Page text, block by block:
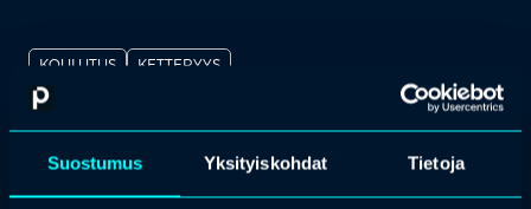
Suostumus Yksityiskohdat Tietoja
KOULUTUS KETTERYYS
Scrum Master I (SM I)
byTieturi
Tehosta tiimityötä ja hallitse Scrumin ydinkonseptit! Scrum Master I
-koulutus antaa sinulle taidot, sertifikaatin ja varmuuden ketterään
johtamiseen.